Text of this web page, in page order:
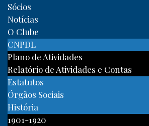
Sócios
Notícias
O Clube
CNPDL
Plano de Atividades
Relatório de Atividades e Contas
Estatutos
Órgãos Sociais
História
1901-1920